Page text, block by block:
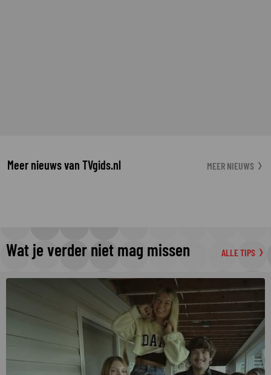
Meer nieuws van TVgids.nl MEER NIEUWS
Wat je verder niet mag missen ALLE TIPS